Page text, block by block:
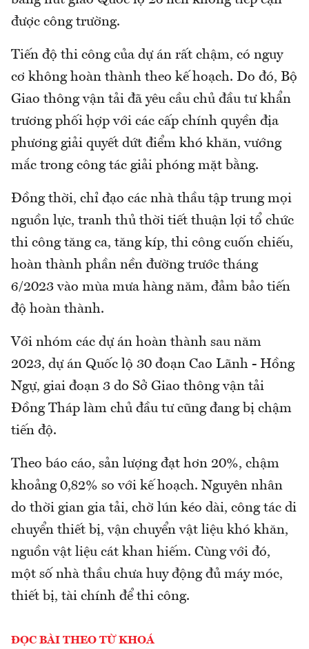
được công trường.
Tiến độ thi công của dự án rất chậm, có nguy
cơ không hoàn thành theo kế hoạch. Do đó, Bộ
Giao thông vận tải đã yêu cầu chủ đầu tư khẩn
trương phối hợp với các cấp chính quyền địa
phương giải quyết dứt điểm khó khăn, vướng
mắc trong công tác giải phóng mặt bằng.
Đồng thời, chỉ đạo các nhà thầu tập trung mọi
nguồn lực, tranh thủ thời tiết thuận lợi tổ chức
thi công tăng ca, tăng kíp, thi công cuốn chiếu,
hoàn thành phần nền đường trước tháng
6/2023 vào mùa mưa hàng năm, đảm bảo tiến
độ hoàn thành.
Với nhóm các dự án hoàn thành sau năm
2023, dự án Quốc lộ 30 đoạn Cao Lãnh - Hồng
Ngự, giai đoạn 3 do Sở Giao thông vận tải
Đồng Tháp làm chủ đầu tư cũng đang bị chậm
tiến độ.
Theo báo cáo, sản lượng đạt hơn 20%, chậm
khoảng 0,82% so với kế hoạch. Nguyên nhân
do thời gian gia tải, chờ lún kéo dài, công tác di
chuyển thiết bị, vận chuyển vật liệu khó khăn,
nguồn vật liệu cát khan hiếm. Cùng với đó,
một số nhà thầu chưa huy động đủ máy móc,
thiết bị, tài chính để thi công.
ĐỌC BÀI THEO TỪ KHOÁ